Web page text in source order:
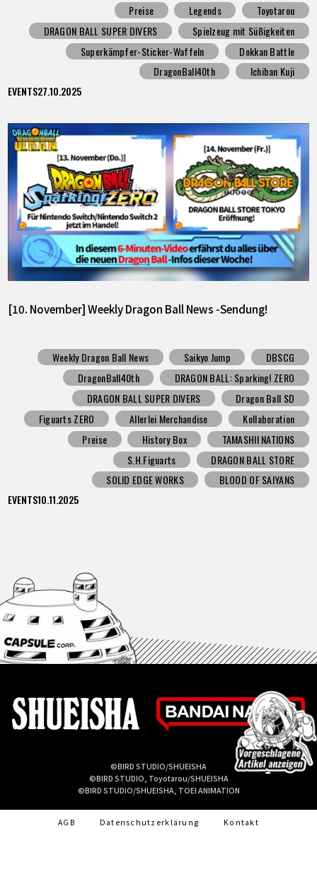
Preise
Legends
Toyotarou
DRAGON BALL SUPER DIVERS
Spielzeug mit Süßigkeiten
Superkämpfer-Sticker-Waffeln
Dokkan Battle
DragonBall40th
Ichiban Kuji
EVENTS27.10.2025
[10. November] Weekly Dragon Ball News -Sendung!
Weekly Dragon Ball News Saikyo Jump
DBSCG
DragonBall40th
DRAGON BALL: Sparking! ZERO
DRAGON BALL SUPER DIVERS
Dragon Ball SD
Figuarts ZERO
Allerlei Merchandise
Kollaboration
Preise
History Box
TAMASHII NATIONS
S.H.Figuarts
DRAGON BALL STORE
SOLID EDGE WORKS
BLOOD OF SAIYANS
EVENTS10.11.2025
©BIRD STUDIO/SHUEISHA
©BIRD STUDIO, Toyotarou/SHUEISHA
©BIRD STUDIO/SHUEISHA, TOEI ANIMATION
AGB Datenschutzerklärung Kontakt